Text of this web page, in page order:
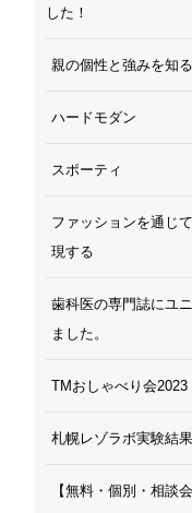
親の個性と強みを知
ハードモダン
スポーティ
ファッションを通じ
現する
歯科医の専門誌にユ
ました。
TMおしゃべり会2023
札幌レゾラボ実験結
【無料・個別・相談